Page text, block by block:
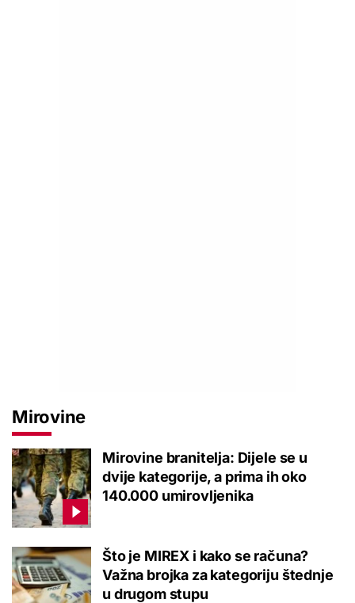
Mirovine
Mirovine branitelja: Dijele se u
dvije kategorije, a prima ih oko
140.000 umirovljenika
Što je MIREX i kako se računa?
Važna brojka za kategoriju štednje
u drugom stupu